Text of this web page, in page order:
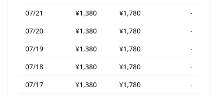
07/21
¥1,380 ¥1,780
-
07/20
¥1,380 ¥1,780
-
07/19
¥1,380 ¥1,780
-
07/18
¥1,380 ¥1,780
-
07/17
¥1,380 ¥1,780
-